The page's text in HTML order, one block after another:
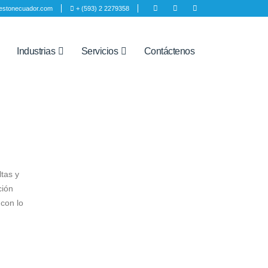
+ (593) 2 2279358
Industrias Servicios Contáctenos
y
lo